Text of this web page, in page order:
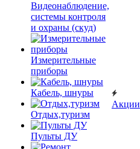
Видеонаблюдение,
системы контроля
и охраны (скуд)
Измерительные
приборы
Кабель, шнуры
Отдых,туризм
Пульты ДУ
Акции